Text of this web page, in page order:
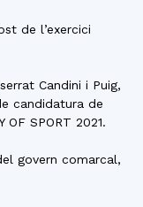
de l’exercici
Candini i Puig,
candidatura de
OF SPORT 2021.
govern comarcal,